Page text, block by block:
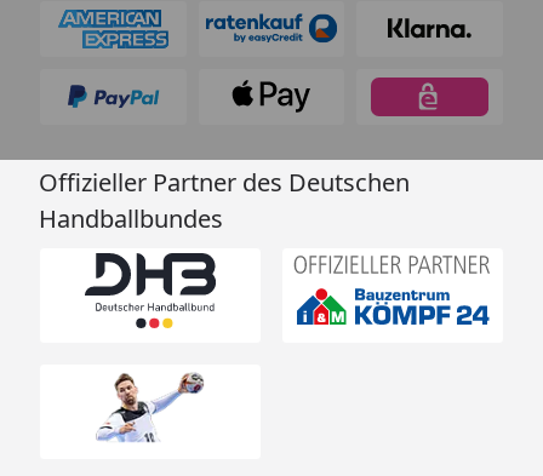
Offizieller Partner des Deutschen
Handballbundes